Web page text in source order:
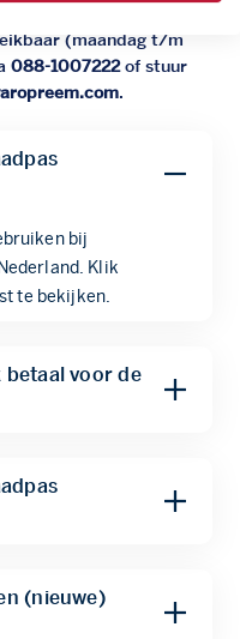
(maandag t/m
088-1007222of stuur
.
bij
Klik
te bekijken.
betaal voor de
deze
enkel nog
Laadpas
(nieuwe)